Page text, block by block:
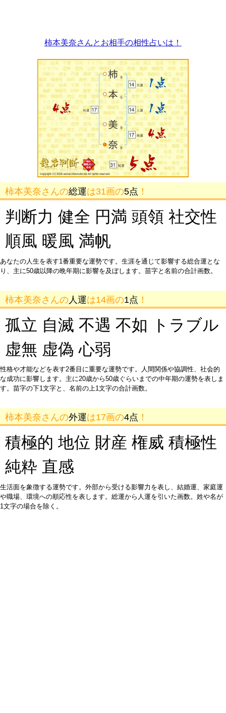
柿本美奈さんとお相手の相性占いは！
柿本美奈さんの総運は31画の5点 ！
判断力 健全 円満 頭領 社交性
順風 暖風 満帆
あなたの人生を表す1番重要な運勢です。生涯を通じて影響する総合運とな
り、主に50歳以降の晩年期に影響を及ぼします。苗字と名前の合計画数。
柿本美奈さんの 人運は14画の1点 ！
孤立 自滅 不遇 不如 トラブル
虚無 虚偽 心弱
性格や才能などを表す2番目に重要な運勢です。人間関係や協調性、社会的
な成功に影響します。主に20歳から50歳ぐらいまでの中年期の運勢を表しま
す。苗字の下1文字と、名前の上1文字の合計画数。
柿本美奈さんの外運は17画の4点 ！
積極的 地位 財産 権威 積極性
純粋 直感
生活面を象徴する運勢です。外部から受ける影響力を表し、結婚運、家庭運
や職場、環境への順応性を表します。総運から人運を引いた画数。姓や名が
1文字の場合を除く。